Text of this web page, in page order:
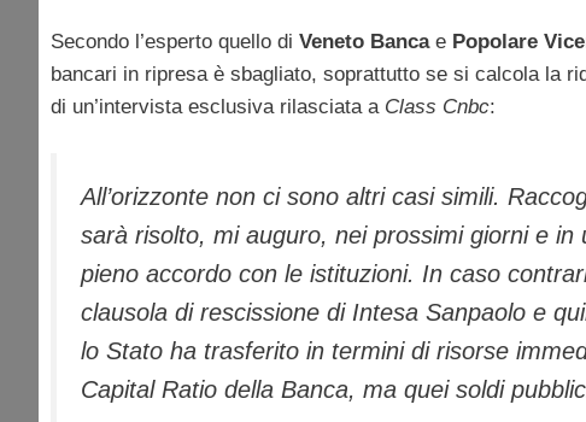
Secondo l’esperto quello di Veneto Bancae Popolare
bancari in ripresa è sbagliato, soprattutto se si calcola la
di un’intervista esclusiva rilasciata a Class Cnbc:
All’orizzonte non ci sono altri casi simili.
sarà risolto, mi auguro, nei prossimi giorni e
pieno accordo con le istituzioni. In caso
clausola di rescissione di Intesa Sanpaolo e
lo Stato ha trasferito in termini di risorse
Capital Ratio della Banca, ma quei soldi